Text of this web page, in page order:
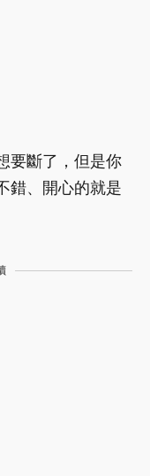
要斷了，但是你
錯、開心的就是